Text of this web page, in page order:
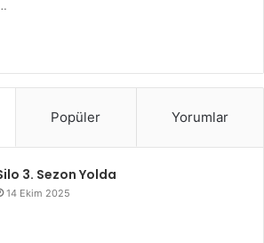
Popüler Yorumlar
3. Sezon Yolda
14 Ekim 2025